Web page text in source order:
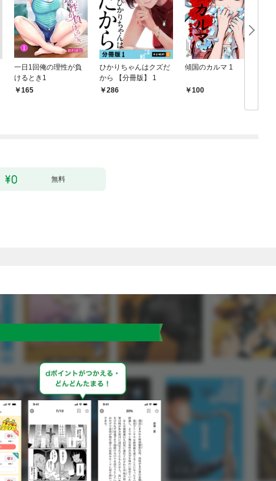
一日1回俺の理性が負
けるとき1
165
ひかりちゃんはクズだ
から 【分冊版】 1
286
傾国のカルマ 1
100
無料